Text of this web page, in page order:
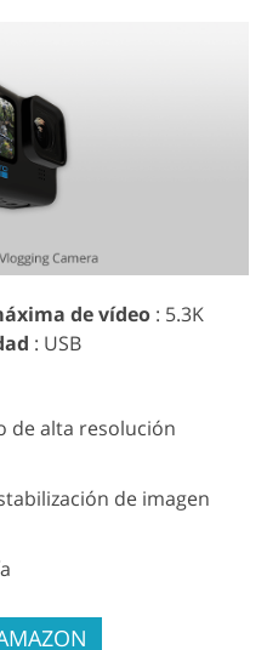
de vídeo : 5.3K
: USB
de alta resolución
de imagen